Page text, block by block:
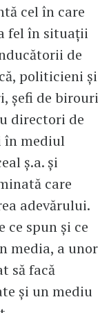
cel în care
fel în situații
de
politicieni și
șefi de birouri
directori de
în mediul
ș.a. și
care
adevărului.
ce spun și ce
media, a unor
să facă
și un mediu